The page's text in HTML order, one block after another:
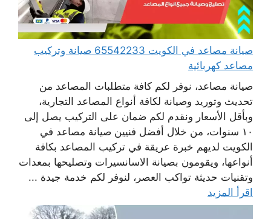
صيانة مصاعد في الكويت 65542233 صيانة وتركيب
مصاعد كهربائية
صيانة مصاعد، نوفر لكم كافة متطلبات المصاعد من
تحديث وتوريد وصيانة لكافة أنواع المصاعد التجارية،
وبأقل الأسعار ونقدم لكم ضمان على التركيب يصل إلى
١٠ سنوات، من خلال أفضل فنيين صيانة مصاعد في
الكويت لديهم خبرة عريقة في تركيب المصاعد بكافة
أنواعها، ويقومون بصيانة الاسانسيرات وتصليحها بمعدات
وتقنيات حديثة تواكب العصر، لنوفر لكم خدمة جيدة ...
اقرأ المزيد